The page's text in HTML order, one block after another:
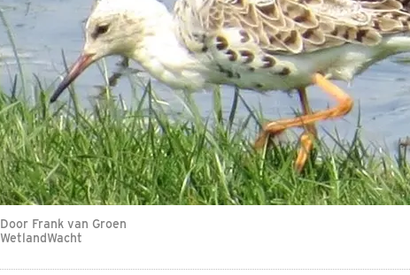
Door Frank van Groen
WetlandWacht